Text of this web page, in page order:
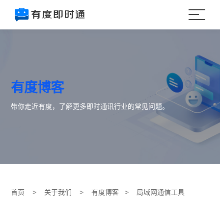
有度博客
带你走近有度，了解更多即时通讯行业的常见问题。
首页 > 关于我们 >有度博客 > 局域网通信工具